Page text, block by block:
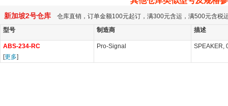
新加坡2号仓库 仓库直销，订单金额100元起订，满300元含运，满500元含税
型号
制造商 描述
ABS-234-RC
[更多]
Pro-Signal SPEAKER,